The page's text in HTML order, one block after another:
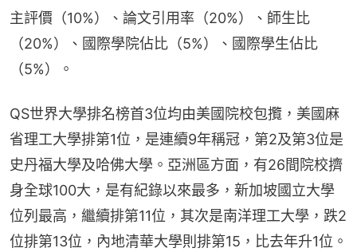
主評價（10%）、論文引用率（20%）、師生比
（20%）、國際學院佔比（5%）、國際學生佔比
（5%）。
QS世界大學排名榜首3位均由美國院校包攬，美國麻
省理工大學排第1位，是連續9年稱冠，第2及第3位是
史丹福大學及哈佛大學。亞洲區方面，有26間院校擠
身全球100大，是有紀錄以來最多，新加坡國立大學
位列最高，繼續排第11位，其次是南洋理工大學，跌2
位排第13位，內地清華大學則排第15，比去年升1位。